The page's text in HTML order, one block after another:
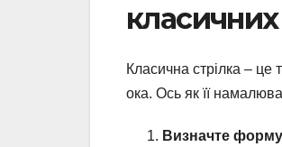
класичних
Класична стрілка – це
ока. Ось як її
Визначте